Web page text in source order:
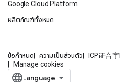
Google Cloud Platform
ผลิตภัณฑ์ทั้งหมด
ข้อกำหนด ความเป็นส่วนตัว
ICP证合
Manage cookies